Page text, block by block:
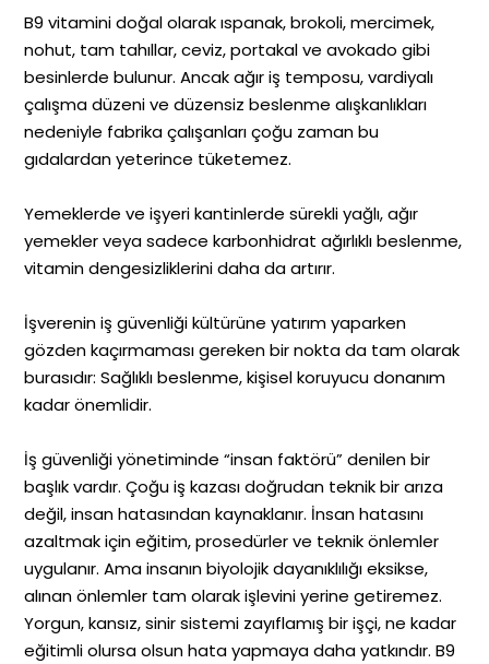
B9 vitamini doğal olarak ıspanak, brokoli, mercimek,
nohut, tam tahıllar, ceviz, portakal ve avokado gibi
besinlerde bulunur. Ancak ağır iş temposu, vardiyalı
çalışma düzeni ve düzensiz beslenme alışkanlıkları
nedeniyle fabrika çalışanları çoğu zaman bu
gıdalardan yeterince tüketemez.
Yemeklerde ve işyeri kantinlerde sürekli yağlı, ağır
yemekler veya sadece karbonhidrat ağırlıklı beslenme,
vitamin dengesizliklerini daha da artırır.
İşverenin iş güvenliği kültürüne yatırım yaparken
gözden kaçırmaması gereken bir nokta da tam olarak
burasıdır: Sağlıklı beslenme, kişisel koruyucu donanım
kadar önemlidir.
İş güvenliği yönetiminde “insan faktörü” denilen bir
başlık vardır. Çoğu iş kazası doğrudan teknik bir arıza
değil, insan hatasından kaynaklanır. İnsan hatasını
azaltmak için eğitim, prosedürler ve teknik önlemler
uygulanır. Ama insanın biyolojik dayanıklılığı eksikse,
alınan önlemler tam olarak işlevini yerine getiremez.
Yorgun, kansız, sinir sistemi zayıflamış bir işçi, ne kadar
eğitimli olursa olsun hata yapmaya daha yatkındır. B9